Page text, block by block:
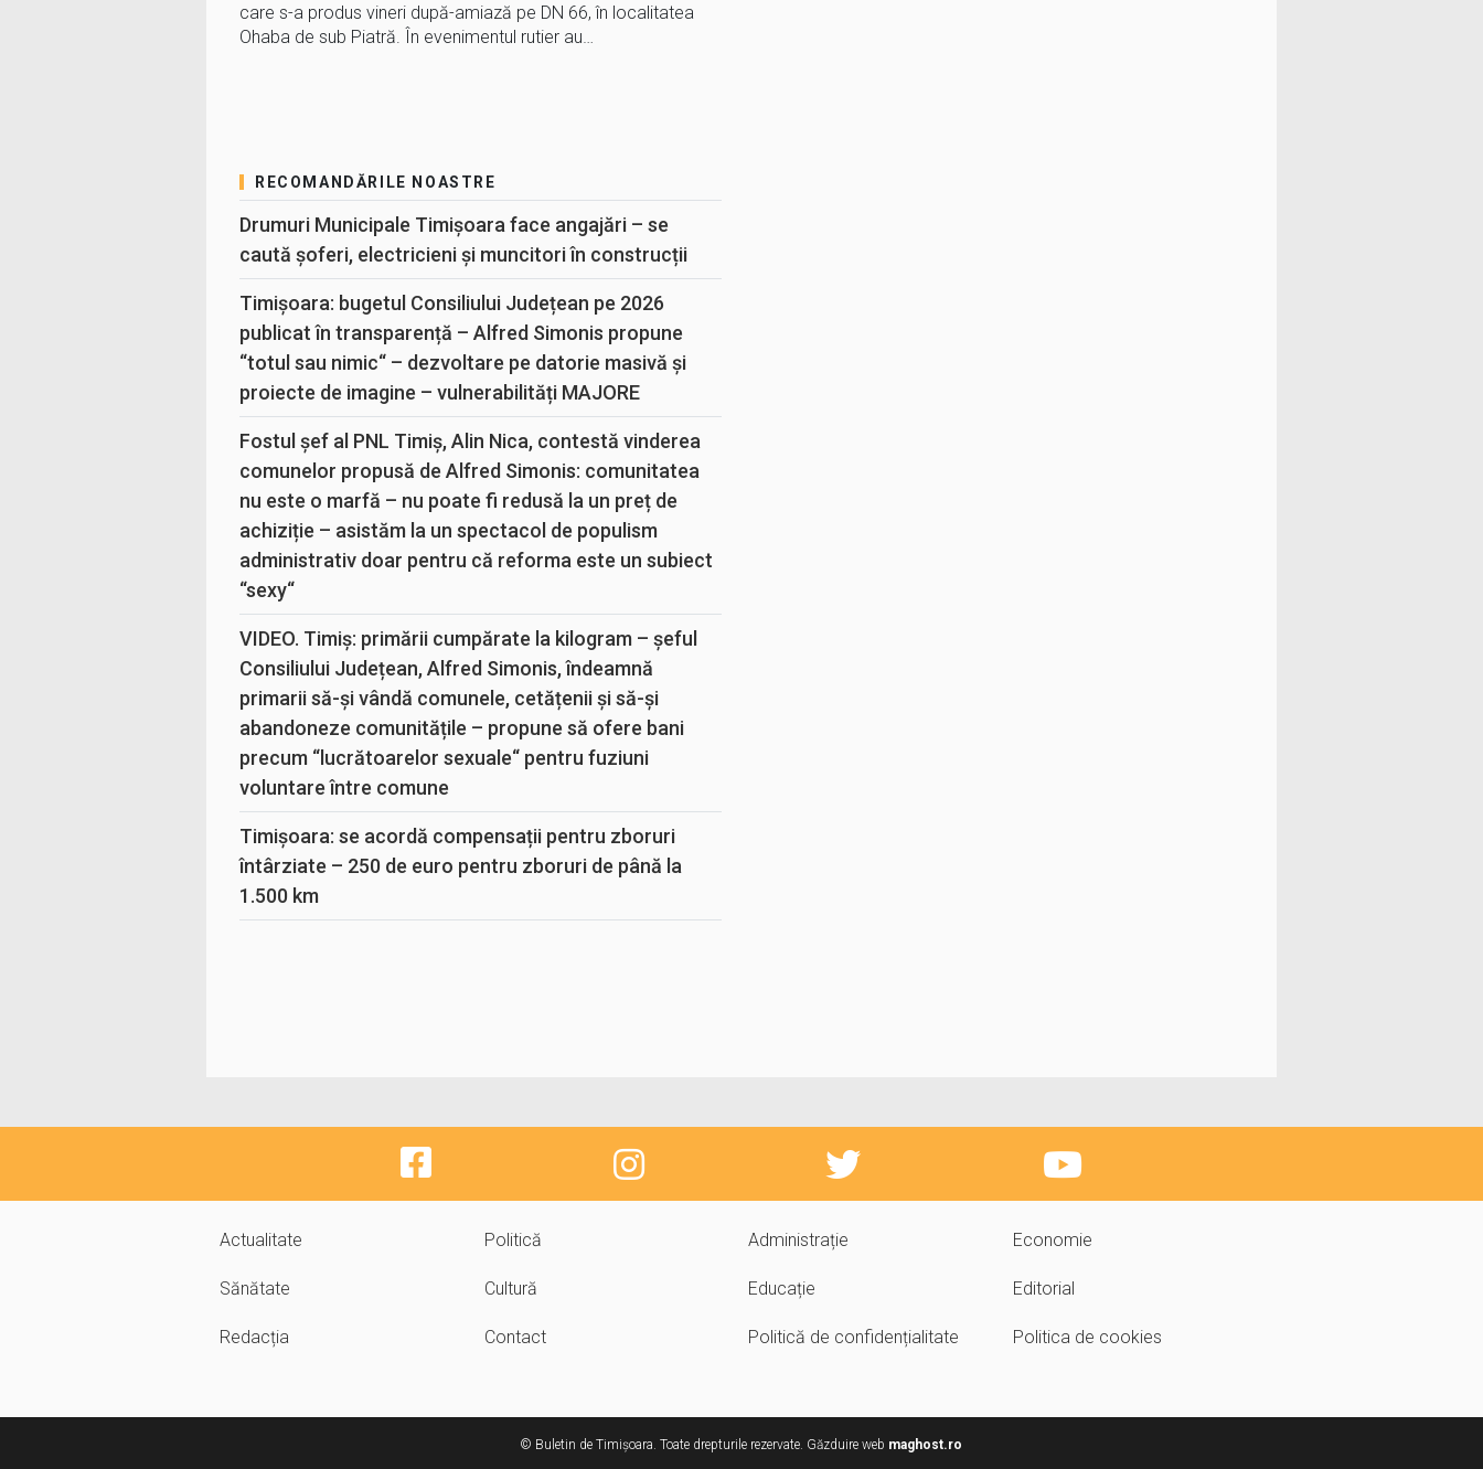
care s-a produs vineri după-amiază pe DN 66, în localitatea
Ohaba de sub Piatră. În evenimentul rutier au…
RECOMANDĂRILE NOASTRE
Drumuri Municipale Timișoara face angajări – se
caută șoferi, electricieni și muncitori în construcții
Timișoara: bugetul Consiliului Județean pe 2026
publicat în transparență – Alfred Simonis propune
“totul sau nimic“ – dezvoltare pe datorie masivă și
proiecte de imagine – vulnerabilități MAJORE
Fostul șef al PNL Timiș, Alin Nica, contestă vinderea
comunelor propusă de Alfred Simonis: comunitatea
nu este o marfă – nu poate fi redusă la un preț de
achiziție – asistăm la un spectacol de populism
administrativ doar pentru că reforma este un subiect
“sexy“
VIDEO. Timiș: primării cumpărate la kilogram – șeful
Consiliului Județean, Alfred Simonis, îndeamnă
primarii să-și vândă comunele, cetățenii și să-și
abandoneze comunitățile – propune să ofere bani
precum “lucrătoarelor sexuale“ pentru fuziuni
voluntare între comune
Timișoara: se acordă compensații pentru zboruri
întârziate – 250 de euro pentru zboruri de până la
1.500 km
Actualitate Politică Administrație Economie
Sănătate Cultură Educație Editorial
Redacția Contact Politică de confidențialitate Politica de cookies
© Buletin de Timișoara. Toate drepturile rezervate. Găzduire web maghost.ro